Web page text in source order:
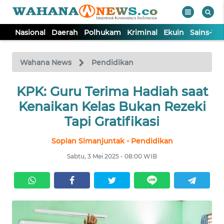
Nasional Daerah Polhukam Kriminal Ekuin Sains-
Wahana News Pendidikan
KPK: Guru Terima Hadiah saat
Kenaikan Kelas Bukan Rezeki
Tapi Gratifikasi
Sopian Simanjuntak - Pendidikan
Sabtu, 3 Mei 2025 - 08:00 WIB
TV
Tutup
NASIONAL
POLHUKAM
KRIMINAL
EKUIN